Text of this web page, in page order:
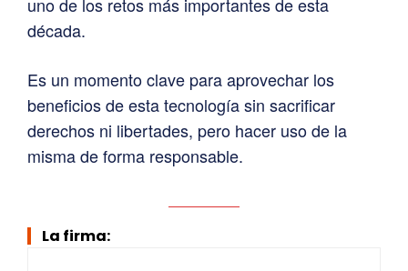
década.
Es un momento clave para aprovechar los
beneficios de esta tecnología sin sacrificar
derechos ni libertades, pero hacer uso de la
misma de forma responsable.
La firma: